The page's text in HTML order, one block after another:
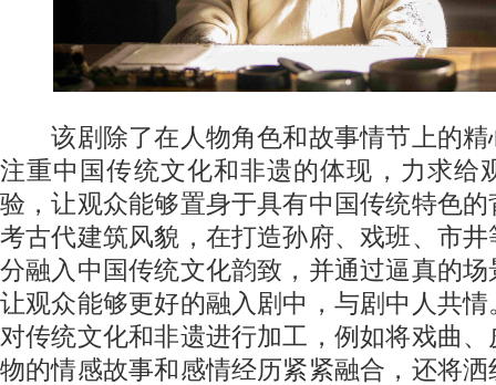
该剧除了在人物角色和故事情节上的精
注重中国传统文化和非遗的体现，力求给
验，让观众能够置身于具有中国传统特色
考古代建筑风貌，在打造孙府、戏班、市
分融入中国传统文化韵致，并通过逼真的
让观众能够更好的融入剧中，与剧中人共
对传统文化和非遗进行加工，例如将戏曲
物的情感故事和感情经历紧紧融合，还将